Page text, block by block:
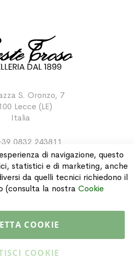
S. Oronzo, 7
Lecce (LE)
Italia
0832 243811
di navigazione, questo
statistici e di marketing, anche
da quelli tecnici richiedono il
(consulta la nostra Cookie
COOKIE
COOKIE